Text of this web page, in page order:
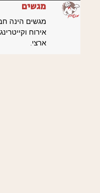
מגשים
מגשים הינה
אירוח
ארצי.